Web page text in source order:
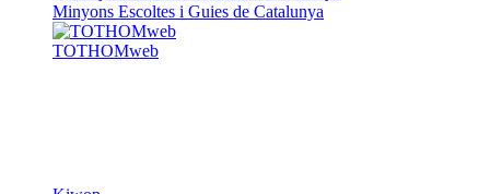
Minyons Escoltes i Guies de Catalunya
TOTHOMweb